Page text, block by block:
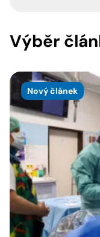
Výběr
Nový článek